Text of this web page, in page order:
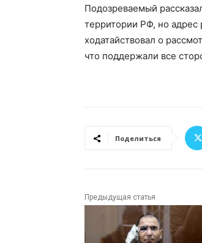
Подозреваемый
территории РФ, но адрес
ходатайствовал о
что поддержали все
Поделиться
Предыдущая статья